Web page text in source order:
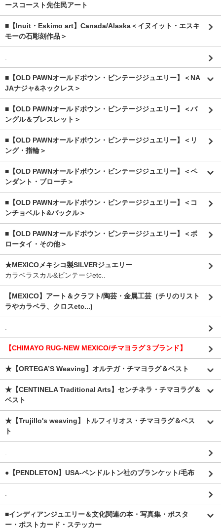
ースコースト先住民アート
■【Inuit・Eskimo art】Canada/Alaska＜イヌイット・エスキ
モーの石彫刻作品＞
.
■【OLD PAWNオールドポウン・ビンテージジュエリー】＜NA
JAナジャ&ネックレス＞
■【OLD PAWNオールドポウン・ビンテージジュエリー】＜バ
ングル＆ブレスレット＞
■【OLD PAWNオールドポウン・ビンテージジュエリー】＜リ
ング・指輪＞
■【OLD PAWNオールドポウン・ビンテージジュエリー】＜ペ
ンダント・ブローチ＞
■【OLD PAWNオールドポウン・ビンテージジュエリー】＜コ
ンチョベルト&バックル＞
■【OLD PAWNオールドポウン・ビンテージジュエリー】＜ボ
ロータイ・その他＞
★MEXICOメキシコ製SILVERジュエリー
カラベラスカル&ビンテージetc..
【MEXICO】アート＆クラフト/陶芸・金属工芸（チリのリスト
ラやカラベラ、クロスetc...)
.
【CHIMAYO RUG-NEW MEXICO/チマヨラグ３ブランド】
★【ORTEGA’S Weaving】オルテガ・チマヨラグ＆ベスト
★【CENTINELA Traditional Arts】センチネラ・チマヨラグ＆
ベスト
★【Trujillo's weaving】トルフィリオス・チマヨラグ＆ベス
ト
.
●【PENDLETON】USA-ペンドルトン社のブランケット/毛布
.
■インディアンジュエリー＆文化関連の本・写真集・ポスタ
ー・ポストカード・ステッカー